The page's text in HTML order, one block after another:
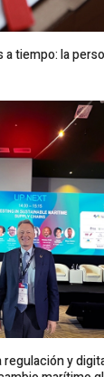
a tiempo: la
regulación y